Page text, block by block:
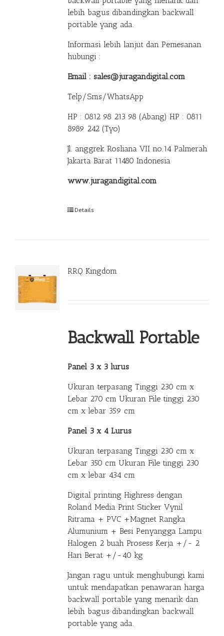
lebih bagus dibandingkan backwall
portable yang ada.
Informasi lebih lanjut dan Pemesanan
hubungi :
Email : sales@juragandigital.com
Telp/Sms/WhatsApp
HP : 0812 98 213 98 (Abang) HP : 0811
8989 242 (Tyo)
Jl. anggrek Rosliana VII no.14 Palmerah
Jakarta Barat 11480 Indonesia
www.juragandigital.com
Details
RRQ Kingdom
Backwall Portable
Panel 3 x 3 lurus
Ukuran terpasang Tinggi 230 cm x
Lebar 270 cm Ukuran File tinggi 230
cm x lebar 359 cm
Panel 3 x 4 Lurus
Ukuran terpasang Tinggi 230 cm x
Lebar 350 cm Ukuran File tinggi 230
cm x lebar 434 cm
Digital printing Highress dengan
Roland Media Print Sticker Vynil
Ritrama + PVC +Magnet Rangka
Alumunium + Besi Penyangga Lampu
Halogen 2 buah Prosess Kerja +/- 2
Hari Berat +/-40 kg
Jangan ragu untuk menghubungi kami
untuk mendapatkan penawaran harga
backwall portable yang menarik dan
lebih bagus dibandingkan backwall
portable yang ada.